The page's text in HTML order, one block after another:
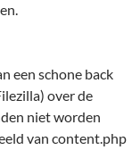
een schone back
over de
niet worden
van content.php